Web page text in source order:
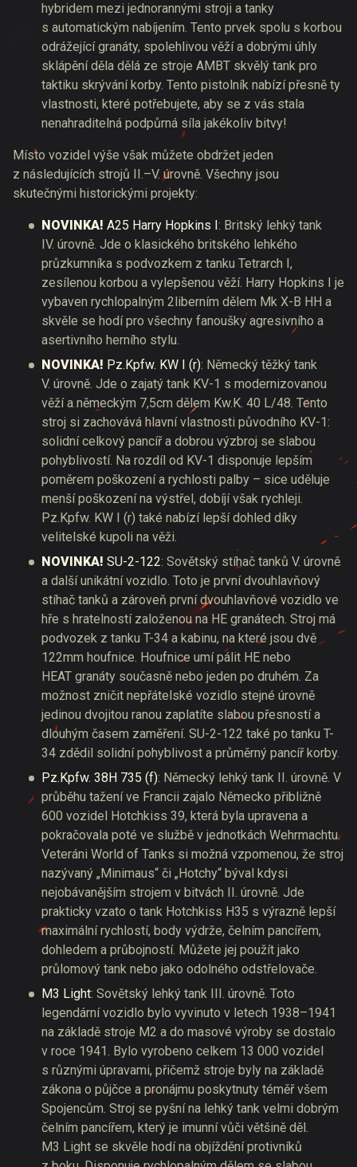
hybridem mezi jednorannými stroji a tanky
s automatickým nabíjením. Tento prvek spolu s korbou
odrážející granáty, spolehlivou věží a dobrými úhly
sklápění děla dělá ze stroje AMBT skvělý tank pro
taktiku skrývání korby. Tento pistolník nabízí přesně ty
vlastnosti, které potřebujete, aby se z vás stala
nenahraditelná podpůrná síla jakékoliv bitvy!
Místo vozidel výše však můžete obdržet jeden
z následujících strojů II.–V. úrovně. Všechny jsou
skutečnými historickými projekty:
NOVINKA! A25 Harry Hopkins I : Britský lehký tank
IV. úrovně. Jde o klasického britského lehkého
průzkumníka s podvozkem z tanku Tetrarch I,
zesílenou korbou a vylepšenou věží. Harry Hopkins I je
vybaven rychlopalným 2liberním dělem Mk X-B HH a
skvěle se hodí pro všechny fanoušky agresivního a
asertivního herního stylu.
NOVINKA! Pz.Kpfw. KW I (r): Německý těžký tank
V. úrovně. Jde o zajatý tank KV-1 s modernizovanou
věží a německým 7,5cm dělem Kw.K. 40 L/48. Tento
stroj si zachovává hlavní vlastnosti původního KV-1:
solidní celkový pancíř a dobrou výzbroj se slabou
pohyblivostí. Na rozdíl od KV-1 disponuje lepším
poměrem poškození a rychlosti palby – sice uděluje
menší poškození na výstřel, dobíjí však rychleji.
Pz.Kpfw. KW I (r) také nabízí lepší dohled díky
velitelské kupoli na věži.
NOVINKA! SU-2-122: Sovětský stíhač tanků V. úrovně
a další unikátní vozidlo. Toto je první dvouhlavňový
stíhač tanků a zároveň první dvouhlavňové vozidlo ve
hře s hratelností založenou na HE granátech. Stroj má
podvozek z tanku T-34 a kabinu, na které jsou dvě
122mm houfnice. Houfnice umí pálit HE nebo
HEAT granáty současně nebo jeden po druhém. Za
možnost zničit nepřátelské vozidlo stejné úrovně
jedinou dvojitou ranou zaplatíte slabou přesností a
dlouhým časem zaměření. SU-2-122 také po tanku T-
34 zdědil solidní pohyblivost a průměrný pancíř korby.
Pz.Kpfw. 38H 735 (f): Německý lehký tank II. úrovně. V
průběhu tažení ve Francii zajalo Německo přibližně
600 vozidel Hotchkiss 39, která byla upravena a
pokračovala poté ve službě v jednotkách Wehrmachtu.
Veteráni World of Tanks si možná vzpomenou, že stroj
nazývaný „Minimaus“ či „Hotchy“ býval kdysi
nejobávanějším strojem v bitvách II. úrovně. Jde
prakticky vzato o tank Hotchkiss H35 s výrazně lepší
maximální rychlostí, body výdrže, čelním pancířem,
dohledem a průbojností. Můžete jej použít jako
průlomový tank nebo jako odolného odstřelovače.
М3 Light: Sovětský lehký tank III. úrovně. Toto
legendární vozidlo bylo vyvinuto v letech 1938–1941
na základě stroje M2 a do masové výroby se dostalo
v roce 1941. Bylo vyrobeno celkem 13 000 vozidel
s různými úpravami, přičemž stroje byly na základě
zákona o půjčce a pronájmu poskytnuty téměř všem
Spojencům. Stroj se pyšní na lehký tank velmi dobrým
čelním pancířem, který je imunní vůči většině děl.
M3 Light se skvěle hodí na objíždění protivníků